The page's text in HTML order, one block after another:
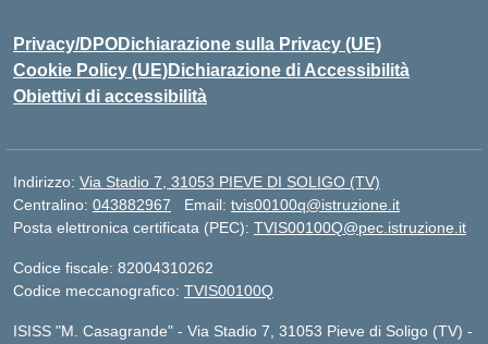
Privacy/DPODichiarazione sulla Privacy (UE)
Cookie Policy (UE)Dichiarazione di Accessibilità
Obiettivi di accessibilità
Indirizzo: Via Stadio 7, 31053 PIEVE DI SOLIGO (TV)
Centralino: 043882967 Email: tvis00100q@istruzione.it
Posta elettronica certificata (PEC): TVIS00100Q@pec.istruzione.it
Codice fiscale: 82004310262
Codice meccanografico: TVIS00100Q
ISISS "M. Casagrande" - Via Stadio 7, 31053 Pieve di Soligo (TV) -